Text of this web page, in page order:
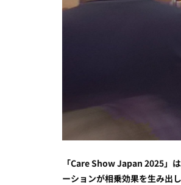
「Care Show Japan 2025」
ーションが相乗効果を生み出